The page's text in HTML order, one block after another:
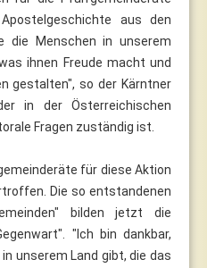
aus den
die Menschen in unserem
ihnen Freude macht und
gestalten", so der Kärntner
in der Österreichischen
Fragen zuständig ist.
für diese Aktion
Die so entstandenen
bilden jetzt die
"Ich bin dankbar,
unserem Land gibt, die das